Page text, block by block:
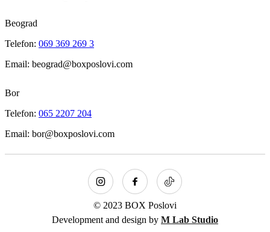
Beograd
Telefon: 069 369 269 3
Email: beograd@boxposlovi.com
Bor
Telefon: 065 2207 204
Email: bor@boxposlovi.com
© 2023 BOX Poslovi
Development and design by M Lab Studio